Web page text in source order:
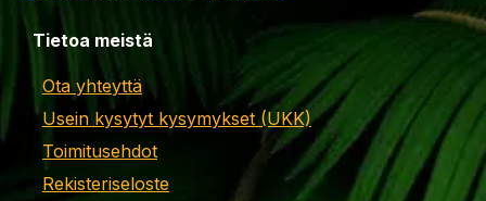
Tietoa meistä
Ota yhteyttä
Usein kysytyt kysymykset (UKK)
Toimitusehdot
Rekisteriseloste